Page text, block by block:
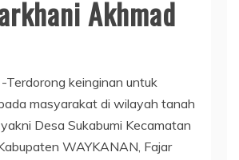
Akhmad
Terdorong keinginan untuk
masyarakat di wilayah tanah
Desa Sukabumi Kecamatan
WAYKANAN, Fajar